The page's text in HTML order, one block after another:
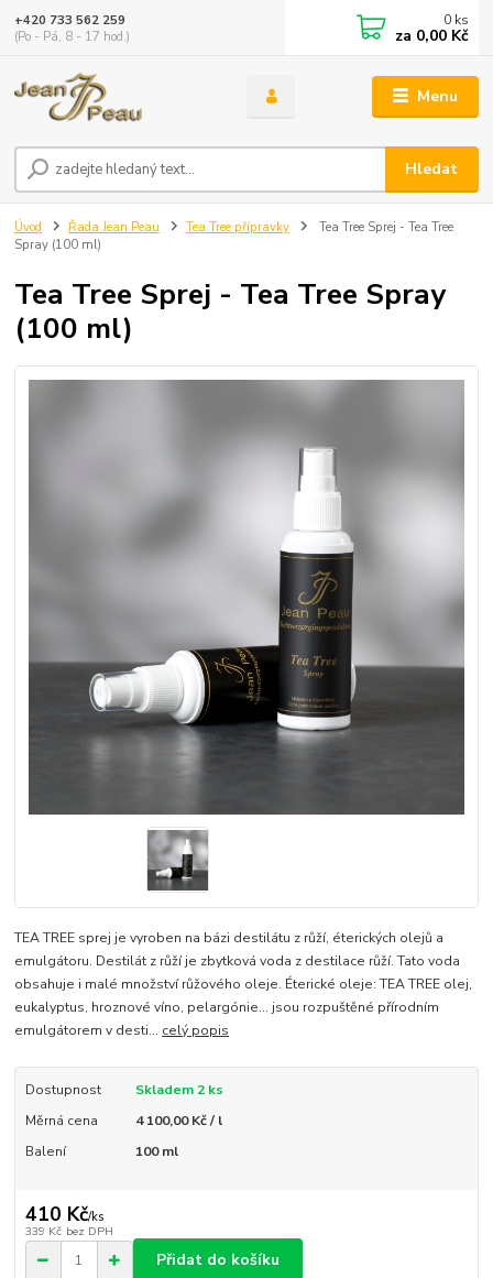
Menu
Hledat
+420 733 562 259
(Po - Pá, 8 - 17 hod.)
0 ks
za 0,00 Kč
Úvod Řada Jean Peau Tea Tree přípravky
Tea Tree Sprej - Tea Tree
Spray (100 ml)
Tea Tree Sprej - Tea Tree Spray
(100 ml)
TEA TREE sprej je vyroben na bázi destilátu z růží, éterických olejů a
emulgátoru. Destilát z růží je zbytková voda z destilace růží. Tato voda
obsahuje i malé množství růžového oleje. Éterické oleje: TEA TREE olej,
eukalyptus, hroznové víno, pelargónie… jsou rozpuštěné přírodním
emulgátorem v desti... celý popis
Dostupnost
Skladem 2 ks
Měrná cena
4 100,00 Kč / l
Balení
100 ml
410 Kč/ks
339 Kč bez DPH
Přidat do košíku